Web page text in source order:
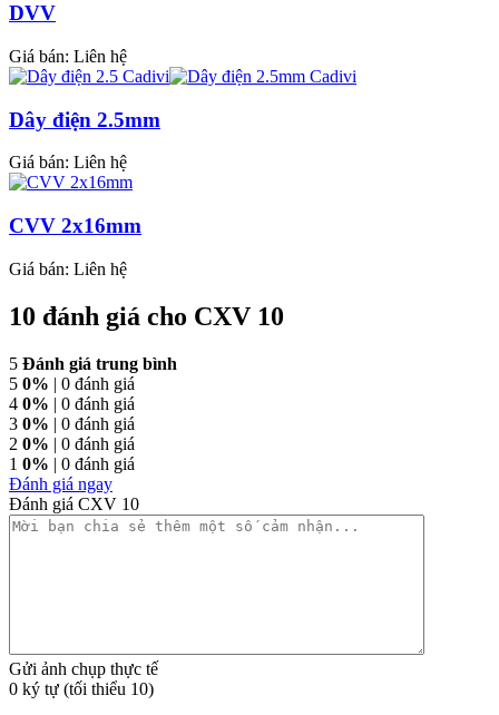
DVV
Giá bán: Liên hệ
Dây điện 2.5mm
Giá bán: Liên hệ
CVV 2x16mm
Giá bán: Liên hệ
10 đánh giá cho CXV 10
5 Đánh giá trung bình
5 0% | 0 đánh giá
4 0% | 0 đánh giá
3 0% | 0 đánh giá
2 0% | 0 đánh giá
1 0% | 0 đánh giá
Đánh giá ngay
Đánh giá CXV 10
Gửi ảnh chụp thực tế
0 ký tự (tối thiểu 10)